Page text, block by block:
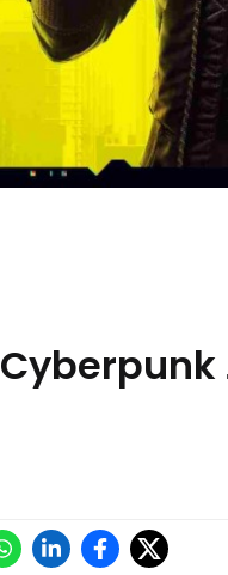
رئيس CD Projekt يؤكد رضا فريقه عن استقرار وأداء Cyberpunk